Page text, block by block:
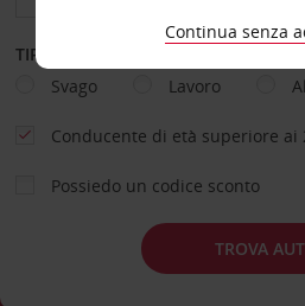
TIPOLOGIA DI NOLEGGIO
Svago
Lavoro
Conducente di età superiore ai
Possiedo un codice sconto
TROVA
Continua senza